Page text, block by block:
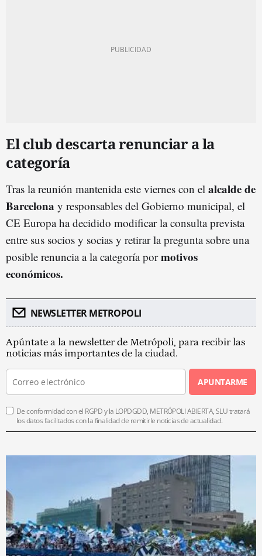
El club descarta renunciar a la
categoría
Tras la reunión mantenida este viernes con el alcalde de
Barcelona y responsables del Gobierno municipal, el
CE Europa ha decidido modificar la consulta prevista
entre sus socios y socias y retirar la pregunta sobre una
posible renuncia a la categoría pormotivos
económicos.
NEWSLETTER METROPOLI
Apúntate a la newsletter de Metrópoli, para recibir las
noticias más importantes de la ciudad.
APUNTARME
De conformidad con el RGPD y la LOPDGDD, METRÓPOLI ABIERTA, SLU tratará
los datos facilitados con la finalidad de remitirle noticias de actualidad.